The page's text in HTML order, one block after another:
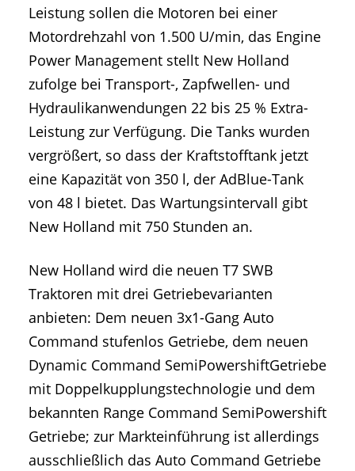
Leistung sollen die Motoren bei einer
Motordrehzahl von 1.500 U/min, das Engine
Power Management stellt New Holland
zufolge bei Transport-, Zapfwellen- und
Hydraulikanwendungen 22 bis 25 % Extra-
Leistung zur Verfügung. Die Tanks wurden
vergrößert, so dass der Kraftstofftank jetzt
eine Kapazität von 350 l, der AdBlue-Tank
von 48 l bietet. Das Wartungsintervall gibt
New Holland mit 750 Stunden an.
New Holland wird die neuen T7 SWB
Traktoren mit drei Getriebevarianten
anbieten: Dem neuen 3x1-Gang Auto
Command stufenlos Getriebe, dem neuen
Dynamic Command SemiPowershiftGetriebe
mit Doppelkupplungstechnologie und dem
bekannten Range Command SemiPowershift
Getriebe; zur Markteinführung ist allerdings
ausschließlich das Auto Command Getriebe